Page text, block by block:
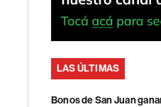
LAS ÚLTIMAS
Bonos de San Juan